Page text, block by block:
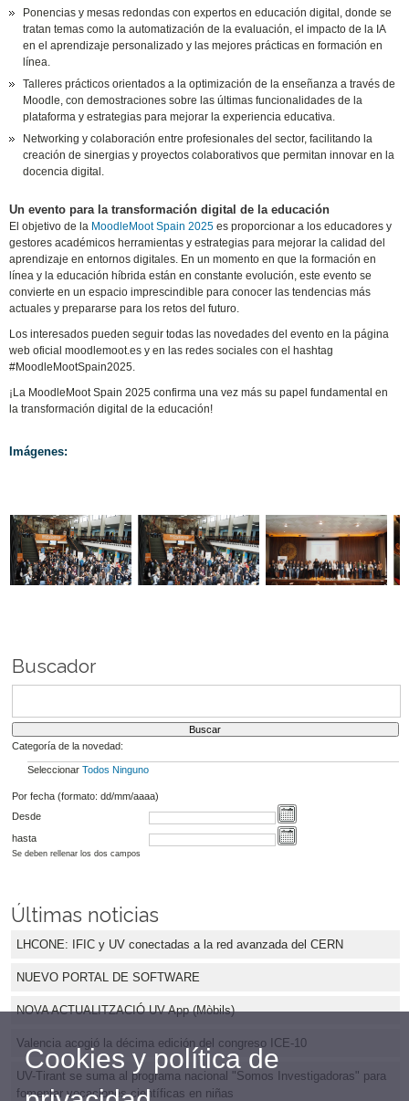
Ponencias y mesas redondas con expertos en educación digital, donde se
tratan temas como la automatización de la evaluación, el impacto de la IA
en el aprendizaje personalizado y las mejores prácticas en formación en
línea.
Talleres prácticos orientados a la optimización de la enseñanza a través de
Moodle, con demostraciones sobre las últimas funcionalidades de la
plataforma y estrategias para mejorar la experiencia educativa.
Networking y colaboración entre profesionales del sector, facilitando la
creación de sinergias y proyectos colaborativos que permitan innovar en la
docencia digital.
Un evento para la transformación digital de la educación
El objetivo de la MoodleMoot Spain 2025 es proporcionar a los educadores y
gestores académicos herramientas y estrategias para mejorar la calidad del
aprendizaje en entornos digitales. En un momento en que la formación en
línea y la educación híbrida están en constante evolución, este evento se
convierte en un espacio imprescindible para conocer las tendencias más
actuales y prepararse para los retos del futuro.
Los interesados pueden seguir todas las novedades del evento en la página
web oficial moodlemoot.es y en las redes sociales con el hashtag
#MoodleMootSpain2025.
¡La MoodleMoot Spain 2025 confirma una vez más su papel fundamental en
la transformación digital de la educación!
Imágenes:
Buscador
Categoría de la novedad:
Seleccionar Todos Ninguno
Por fecha (formato: dd/mm/aaaa)
Desde
hasta
Se deben rellenar los dos campos
Últimas noticias
LHCONE: IFIC y UV conectadas a la red avanzada del CERN
NUEVO PORTAL DE SOFTWARE
NOVA ACTUALITZACIÓ UV App (Mòbils)
Valencia acogió la décima edición del congreso ICE-10
UV-Tirant se suma al programa nacional "Somos Investigadoras" para
fomentar vocaciones científicas en niñas
Cookies y política de